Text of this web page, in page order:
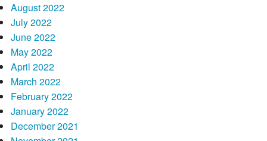
August 2022
July 2022
June 2022
May 2022
April 2022
March 2022
February 2022
January 2022
December 2021